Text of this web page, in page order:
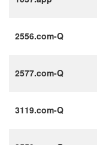
2556.com-Q
2577.com-Q
3119.com-Q